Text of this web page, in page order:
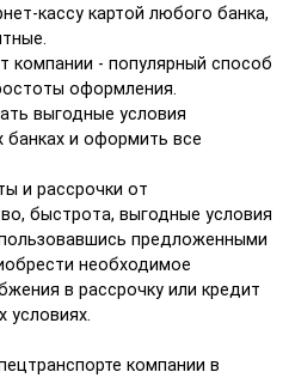
кассу картой любого банка,
компании - популярный способ
оформления.
выгодные условия
банках и оформить все
и рассрочки от
быстрота, выгодные условия
предложенными
необходимое
в рассрочку или кредит
условиях.
компании в